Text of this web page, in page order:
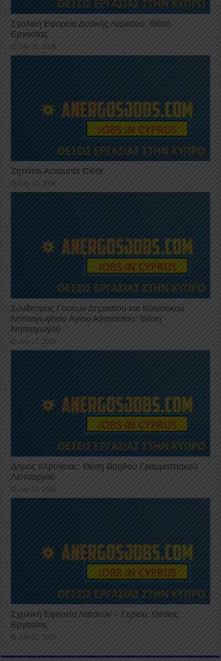
Σχολική Εφορεία Δυτικής Λεμεσού: Θέση
Εργασίας
July 20, 2026
Ζητείται Accounts Clerk
July 17, 2026
Σύνδεσμος Γονέων Δημοσίου και Κοινοτικού
Νηπιαγωγείου Αγίου Αθανασίου: Θέση
Νηπιαγωγού
July 17, 2026
Δήμος Κερύνειας: Θέση Βοηθού Γραμματειακού
Λειτουργού
July 12, 2026
Σχολική Εφορεία Λατσιών – Γερίου: Θέσεις
Εργασίας
July 12, 2026